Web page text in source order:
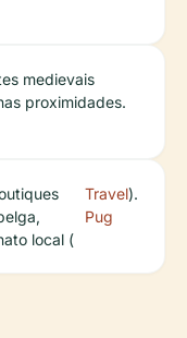
medievais
proximidades.
local (
Travel
Pug
).